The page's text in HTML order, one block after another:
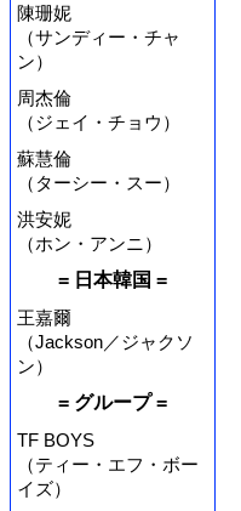
陳珊妮
（サンディー・チャ
ン）
周杰倫
（ジェイ・チョウ）
蘇慧倫
（ターシー・スー）
洪安妮
（ホン・アンニ）
= 日本韓国 =
王嘉爾
（Jackson／ジャクソ
ン）
= グループ =
TF BOYS
（ティー・エフ・ボー
イズ）